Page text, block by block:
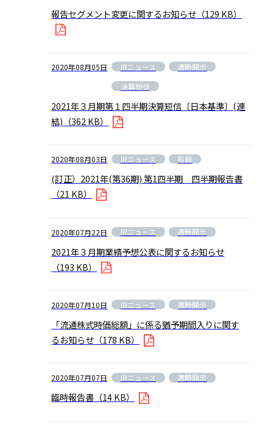
報告セグメント変更に関するお知らせ （129 KB）
2020年08月05日 IRニュース
適時開示
決算短信
2021年３月期第１四半期決算短信〔日本基準〕(連
結) （362 KB）
2020年08月03日 IRニュース 有報
(訂正）2021年(第36期) 第1四半期 四半期報告書
（21 KB）
2020年07月22日 IRニュース 適時開示
2021年３月期業績予想公表に関するお知らせ
（193 KB）
2020年07月10日 IRニュース 適時開示
「流通株式時価総額」に係る猶予期間入りに関す
るお知らせ （178 KB）
2020年07月07日 IRニュース 適時開示
臨時報告書 （14 KB）